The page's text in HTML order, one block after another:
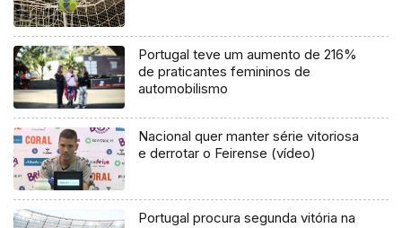
Portugal teve um aumento de 216%
de praticantes femininos de
automobilismo
Nacional quer manter série vitoriosa
e derrotar o Feirense (vídeo)
Portugal procura segunda vitória na